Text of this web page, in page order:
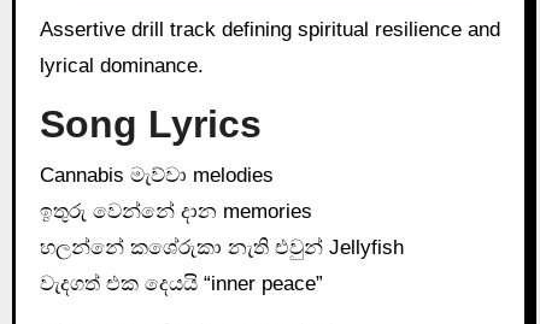
Assertive drill track defining spiritual resilience and
lyrical dominance.
Song Lyrics
Cannabis මැව්වා melodies
ඉතුරු වෙන්නේ දාන memories
හලන්නේ කශේරුකා නැති එවුන් Jellyfish
වැදගත් එක දෙයයි “inner peace”